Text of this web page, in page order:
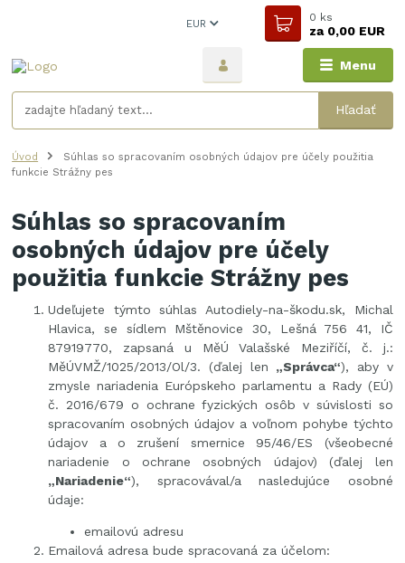
Menu
EUR
Hľadať
0 ks
za0,00 EUR
Úvod
Súhlas so spracovaním osobných údajov pre účely použitia
funkcie Strážny pes
Súhlas so spracovaním
osobných údajov pre účely
použitia funkcie Strážny pes
Udeľujete týmto súhlas Autodiely-na-škodu.sk, Michal
Hlavica, se sídlem Mštěnovice 30, Lešná 756 41, IČ
87919770, zapsaná u MěÚ Valašské Meziříčí, č. j.:
MěÚVMŽ/1025/2013/Ol/3. (ďalej len „Správca“), aby v
zmysle nariadenia Európskeho parlamentu a Rady (EÚ)
č. 2016/679 o ochrane fyzických osôb v súvislosti so
spracovaním osobných údajov a voľnom pohybe týchto
údajov a o zrušení smernice 95/46/ES (všeobecné
nariadenie o ochrane osobných údajov) (ďalej len
„Nariadenie“), spracovával/a nasledujúce osobné
údaje:
emailovú adresu
Emailová adresa bude spracovaná za účelom: